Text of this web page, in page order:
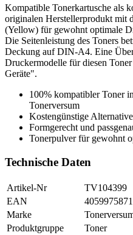
Kompatible Tonerkartusche als
originalen Herstellerprodukt mit
(Yellow) für gewohnt optimale
Die Seitenleistung des Toners
Deckung auf DIN-A4. Eine
Druckermodelle für diesen
Geräte".
100% kompatibler Toner
Tonerversum
Kostengünstige
Formgerecht und
Tonerpulver für gewohnt
Technische Daten
Artikel-Nr
TV104399
EAN
Marke
Produktgruppe
Toner